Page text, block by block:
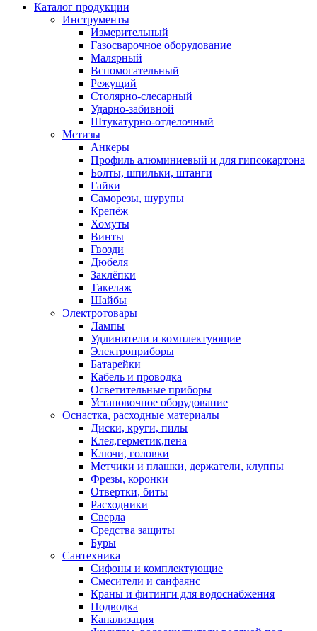
Каталог продукции
Инструменты
Измерительный
Газосварочное оборудование
Малярный
Вспомогательный
Режущий
Столярно-слесарный
Ударно-забивной
Штукатурно-отделочный
Метизы
Анкеры
Профиль алюминиевый и для гипсокартона
Болты, шпильки, штанги
Гайки
Саморезы, шурупы
Крепёж
Хомуты
Винты
Гвозди
Дюбеля
Заклёпки
Такелаж
Шайбы
Электротовары
Лампы
Удлинители и комплектующие
Электроприборы
Батарейки
Кабель и проводка
Осветительные приборы
Установочное оборудование
Оснастка, расходные материалы
Диски, круги, пилы
Клея,герметик,пена
Ключи, головки
Метчики и плашки, держатели, клуппы
Фрезы, коронки
Отвертки, биты
Расходники
Сверла
Средства защиты
Буры
Сантехника
Сифоны и комплектующие
Смесители и санфаянс
Краны и фитинги для водоснабжения
Подводка
Канализация